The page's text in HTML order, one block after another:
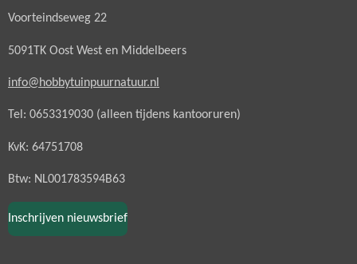
Voorteindseweg 22
5091TK Oost West en Middelbeers
info@hobbytuinpuurnatuur.nl
Tel: 0653319030 (alleen tijdens kantooruren)
KvK: 64751708
Btw: NL001783594B63
Inschrijven nieuwsbrief